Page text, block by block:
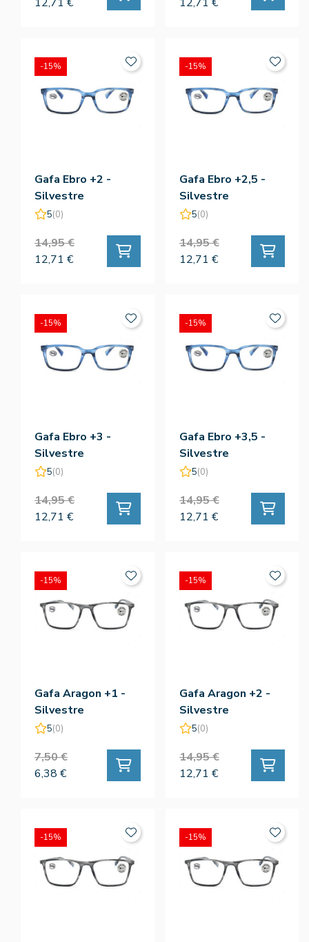
Gafa Ebro +2 -
Silvestre
5(0)
14,95 €
12,71 €
-15%
Gafa Ebro +2,5 -
Silvestre
5(0)
14,95 €
12,71 €
-15%
Gafa Ebro +3 -
Silvestre
5(0)
14,95 €
12,71 €
-15%
Gafa Ebro +3,5 -
Silvestre
5(0)
14,95 €
12,71 €
-15%
Gafa Aragon +1 -
Silvestre
5(0)
7,50 €
6,38 €
-15%
Gafa Aragon +2 -
Silvestre
5(0)
14,95 €
12,71 €
-15%
-15% -15%